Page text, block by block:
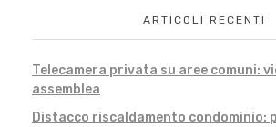
ARTICOLI RECENTI
Telecamera privata su aree comuni:
assemblea
Distacco riscaldamento condominio: